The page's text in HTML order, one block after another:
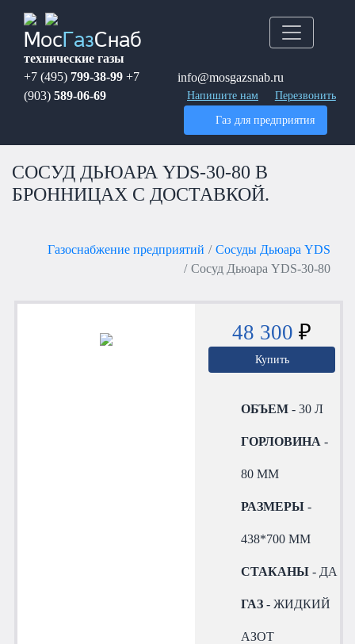
Мос ГазСнаб
технические газы
+7 (495) 799-38-99 +7
(903) 589-06-69
info@mosgazsnab.ru
Напишите нам Перезвонить
Газ для предприятия
СОСУД ДЬЮАРА YDS-30-80 В
БРОННИЦАХ С ДОСТАВКОЙ.
Газоснабжение предприятий
Сосуды Дьюара YDS
Сосуд Дьюара YDS-30-80
48 300₽
Купить
ОБЪЕМ - 30 Л
ГОРЛОВИНА -
80 ММ
РАЗМЕРЫ -
438*700 ММ
СТАКАНЫ - ДА
ГАЗ - ЖИДКИЙ
АЗОТ